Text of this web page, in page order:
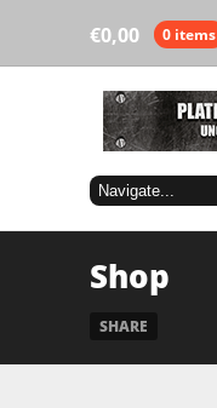
0,00
€ 0 items
Shop
SHARE